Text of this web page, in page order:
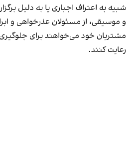
شبیه به اعتراف اجباری یا به دلیل
و موسیقی، از مسئولان عذرخواهی و
مشتریان خود می‌خواهند برای
رعایت کنند.